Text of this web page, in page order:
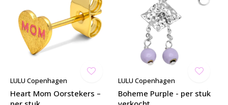
LULU Copenhagen
Heart Mom Oorstekers –
LULU Copenhagen
Boheme Purple - per stuk